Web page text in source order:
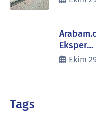
Eksper…
Ekim
Tags